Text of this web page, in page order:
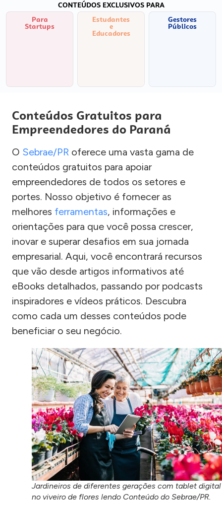
CONTEÚDOS EXCLUSIVOS PARA
Para
Startups
Estudantes
e
Educadores
Gestores
Públicos
Conteúdos Gratuitos para
Empreendedores do Paraná
O Sebrae/PR oferece uma vasta gama de
conteúdos gratuitos para apoiar
empreendedores de todos os setores e
portes. Nosso objetivo é fornecer as
melhores ferramentas, informações e
orientações para que você possa crescer,
inovar e superar desafios em sua jornada
empresarial. Aqui, você encontrará recursos
que vão desde artigos informativos até
eBooks detalhados, passando por podcasts
inspiradores e vídeos práticos. Descubra
como cada um desses conteúdos pode
beneficiar o seu negócio.
Jardineiros de diferentes gerações com tablet digital
no viveiro de flores lendo Conteúdo do Sebrae/PR.